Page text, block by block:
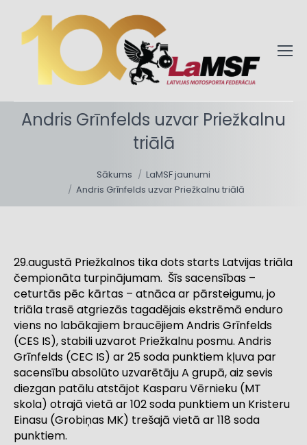
Andris Grīnfelds uzvar Priežkalnu
triālā
Sākums
LaMSF jaunumi
Andris Grīnfelds uzvar Priežkalnu triālā
29.augustā Priežkalnos tika dots starts Latvijas triāla
čempionāta turpinājumam. Šīs sacensības –
ceturtās pēc kārtas – atnāca ar pārsteigumu, jo
triāla trasē atgriezās tagadējais ekstrēmā enduro
viens no labākajiem braucējiem Andris Grīnfelds
(CES IS), stabili uzvarot Priežkalnu posmu. Andris
Grīnfelds (CEC IS) ar 25 soda punktiem kļuva par
sacensību absolūto uzvarētāju A grupā, aiz sevis
diezgan patālu atstājot Kasparu Vērnieku (MT
skola) otrajā vietā ar 102 soda punktiem un Kristeru
Einasu (Grobiņas MK) trešajā vietā ar 118 soda
punktiem.